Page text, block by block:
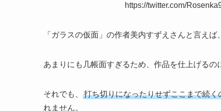
https://twitter.com/
「ガラスの仮面」の作者美内すずえさんと言えば
あまりにも几帳面すぎるため、作品を仕上げる
それでも、
打ち切りになったりせずここまで続
れません。